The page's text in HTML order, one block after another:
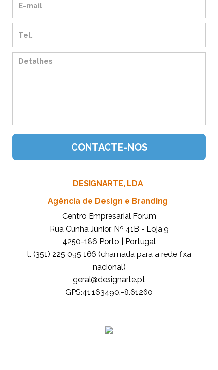
DESIGNARTE, LDA
Agência de Design e Branding
Centro Empresarial Forum
Rua Cunha Júnior, Nº 41B - Loja 9
4250-186 Porto | Portugal
t. (351) 225 095 166 (chamada para a rede fixa
nacional)
tp.etrangised@lareg
GPS:41.163490,-8.61260